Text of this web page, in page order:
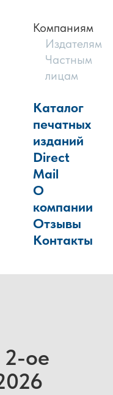
Компаниям
Издателям
Частным
лицам
Каталог
печатных
изданий
Direct
Mail
О
компании
Отзывы
Контакты
2-ое